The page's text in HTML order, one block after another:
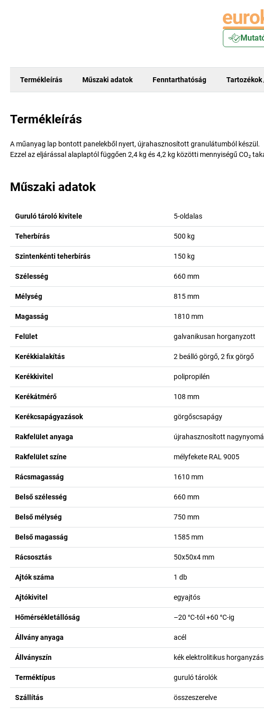
Termékleírás Műszaki adatok Fenntarthatóság
Termékleírás
A műanyag lap bontott panelekből nyert, újrahasznosított granulátumból készül.
Ezzel az eljárással alaplaptól függően 2,4 kg és 4,2 kg közötti mennyiségű CO₂
Műszaki adatok
Guruló tároló kivitele 5-oldalas
Teherbírás 500 kg
Szintenkénti teherbírás 150 kg
Szélesség 660 mm
Mélység 815 mm
Magasság 1810 mm
Felület galvanikusan horganyzott
Kerékkialakítás 2 beálló görgő, 2 fix görgő
Kerékkivitel polipropilén
Kerékátmérő 108 mm
Kerékcsapágyazások görgőscsapágy
Rakfelület anyaga újrahasznosított
Rakfelület színe mélyfekete RAL 9005
Rácsmagasság 1610 mm
Belső szélesség 660 mm
Belső mélység 750 mm
Belső magasság 1585 mm
Rácsosztás 50x50x4 mm
Ajtók száma 1 db
Ajtókivitel egyajtós
Hőmérsékletállóság –20 °C-tól +60 °C-ig
Állvány anyaga acél
Állványszín kék elektrolitikus
Terméktípus guruló tárolók
Szállítás összeszerelve